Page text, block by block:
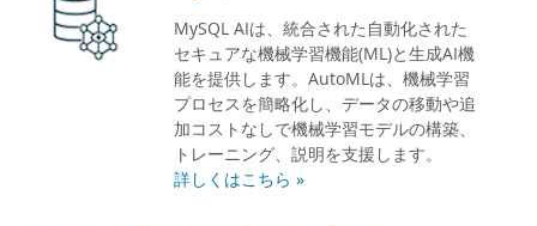
MySQL AIは、統合された自動化された
セキュアな機械学習機能(ML)と生成AI機
能を提供します。AutoMLは、機械学習
プロセスを簡略化し、データの移動や追
加コストなしで機械学習モデルの構築、
トレーニング、説明を支援します。
詳しくはこちら »